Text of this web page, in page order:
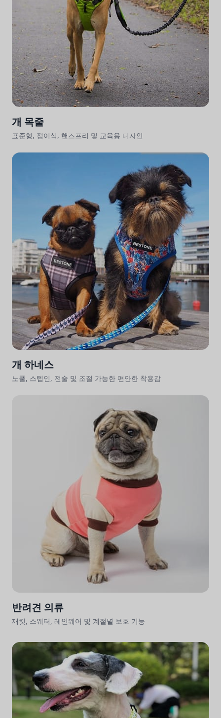
개 목줄
표준형, 접이식, 핸즈프리 및 교육용 디자인
개 하네스
노풀, 스텝인, 전술 및 조절 가능한 편안한 착용감
반려견 의류
재킷, 스웨터, 레인웨어 및 계절별 보호 기능